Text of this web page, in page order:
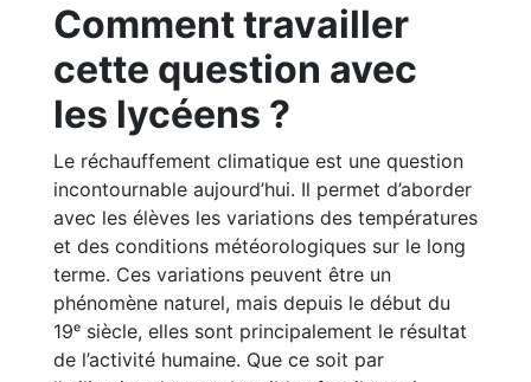
Comment travailler
cette question avec
les lycéens ?
Le réchauffement climatique est une question
incontournable aujourd’hui. Il permet d’aborder
avec les élèves les variations des températures
et des conditions météorologiques sur le long
terme. Ces variations peuvent être un
phénomène naturel, mais depuis le début du
19ᵉ siècle, elles sont principalement le résultat
de l’activité humaine. Que ce soit par